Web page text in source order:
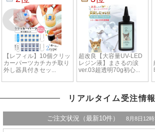
リアルタイム受注情報